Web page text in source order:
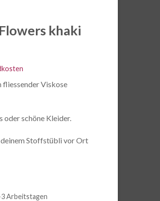
khaki
fliessender Viskose
oder schöne Kleider.
Stoffstübli vor Ort
Arbeitstagen